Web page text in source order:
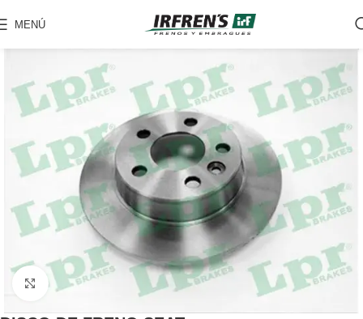
MENÚ
Clic para ampliar